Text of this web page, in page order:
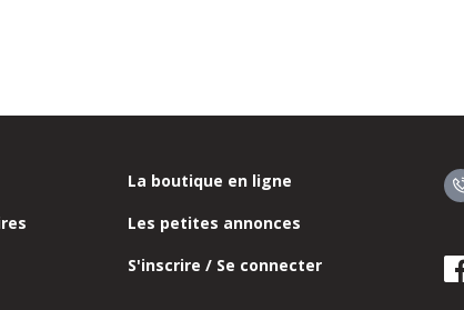
La boutique en ligne
Les petites annonces
S'inscrire / Se connecter